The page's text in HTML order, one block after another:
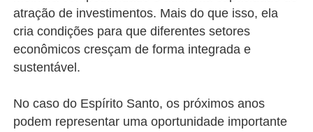
atração de investimentos. Mais do que isso, ela
cria condições para que diferentes setores
econômicos cresçam de forma integrada e
sustentável.
No caso do Espírito Santo, os próximos anos
podem representar uma oportunidade importante